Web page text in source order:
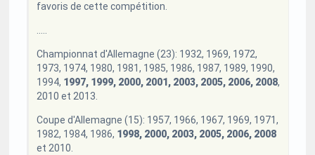
favoris de cette compétition.
Championnat d'Allemagne (23): 1932, 1969, 1972,
1973, 1974, 1980, 1981, 1985, 1986, 1987, 1989, 1990,
1994, 1997, 1999, 2000, 2001, 2003, 2005, 2006, 2008,
2010 et 2013.
Coupe d'Allemagne (15): 1957, 1966, 1967, 1969, 1971,
1982, 1984, 1986, 1998, 2000, 2003, 2005, 2006, 2008
et 2010.